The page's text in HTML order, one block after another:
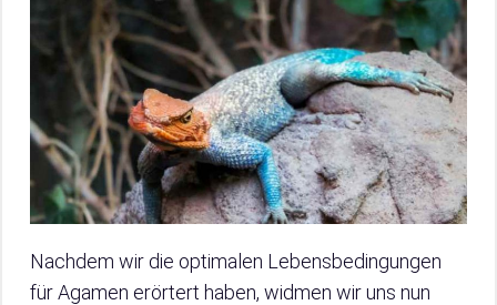
Nachdem wir die optimalen Lebensbedingungen
für Agamen erörtert haben, widmen wir uns nun